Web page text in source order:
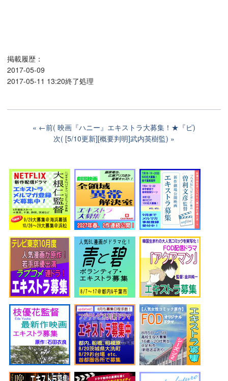
掲載履歴：
2017-05-09
2017-05-11 13:20終了処理
←前( 映画『ハニー』エキストラ大募集！★『ピ)
次( [5/10更新][概要判明]武内英樹監)